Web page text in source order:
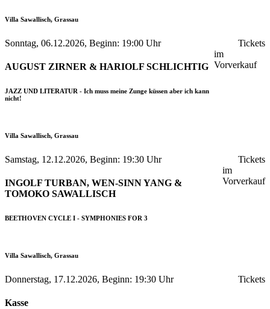
Villa Sawallisch, Grassau
Sonntag, 06.12.2026, Beginn: 19:00 Uhr Tickets
AUGUST ZIRNER & HARIOLF SCHLICHTIG
JAZZ UND LITERATUR - Ich muss meine Zunge küssen aber ich kann
nicht!
im
Vorverkauf
Villa Sawallisch, Grassau
Samstag, 12.12.2026, Beginn: 19:30 Uhr Tickets
INGOLF TURBAN, WEN-SINN YANG &
TOMOKO SAWALLISCH
BEETHOVEN CYCLE I - SYMPHONIES FOR 3
im
Vorverkauf
Villa Sawallisch, Grassau
Donnerstag, 17.12.2026, Beginn: 19:30 Uhr Tickets
Kasse